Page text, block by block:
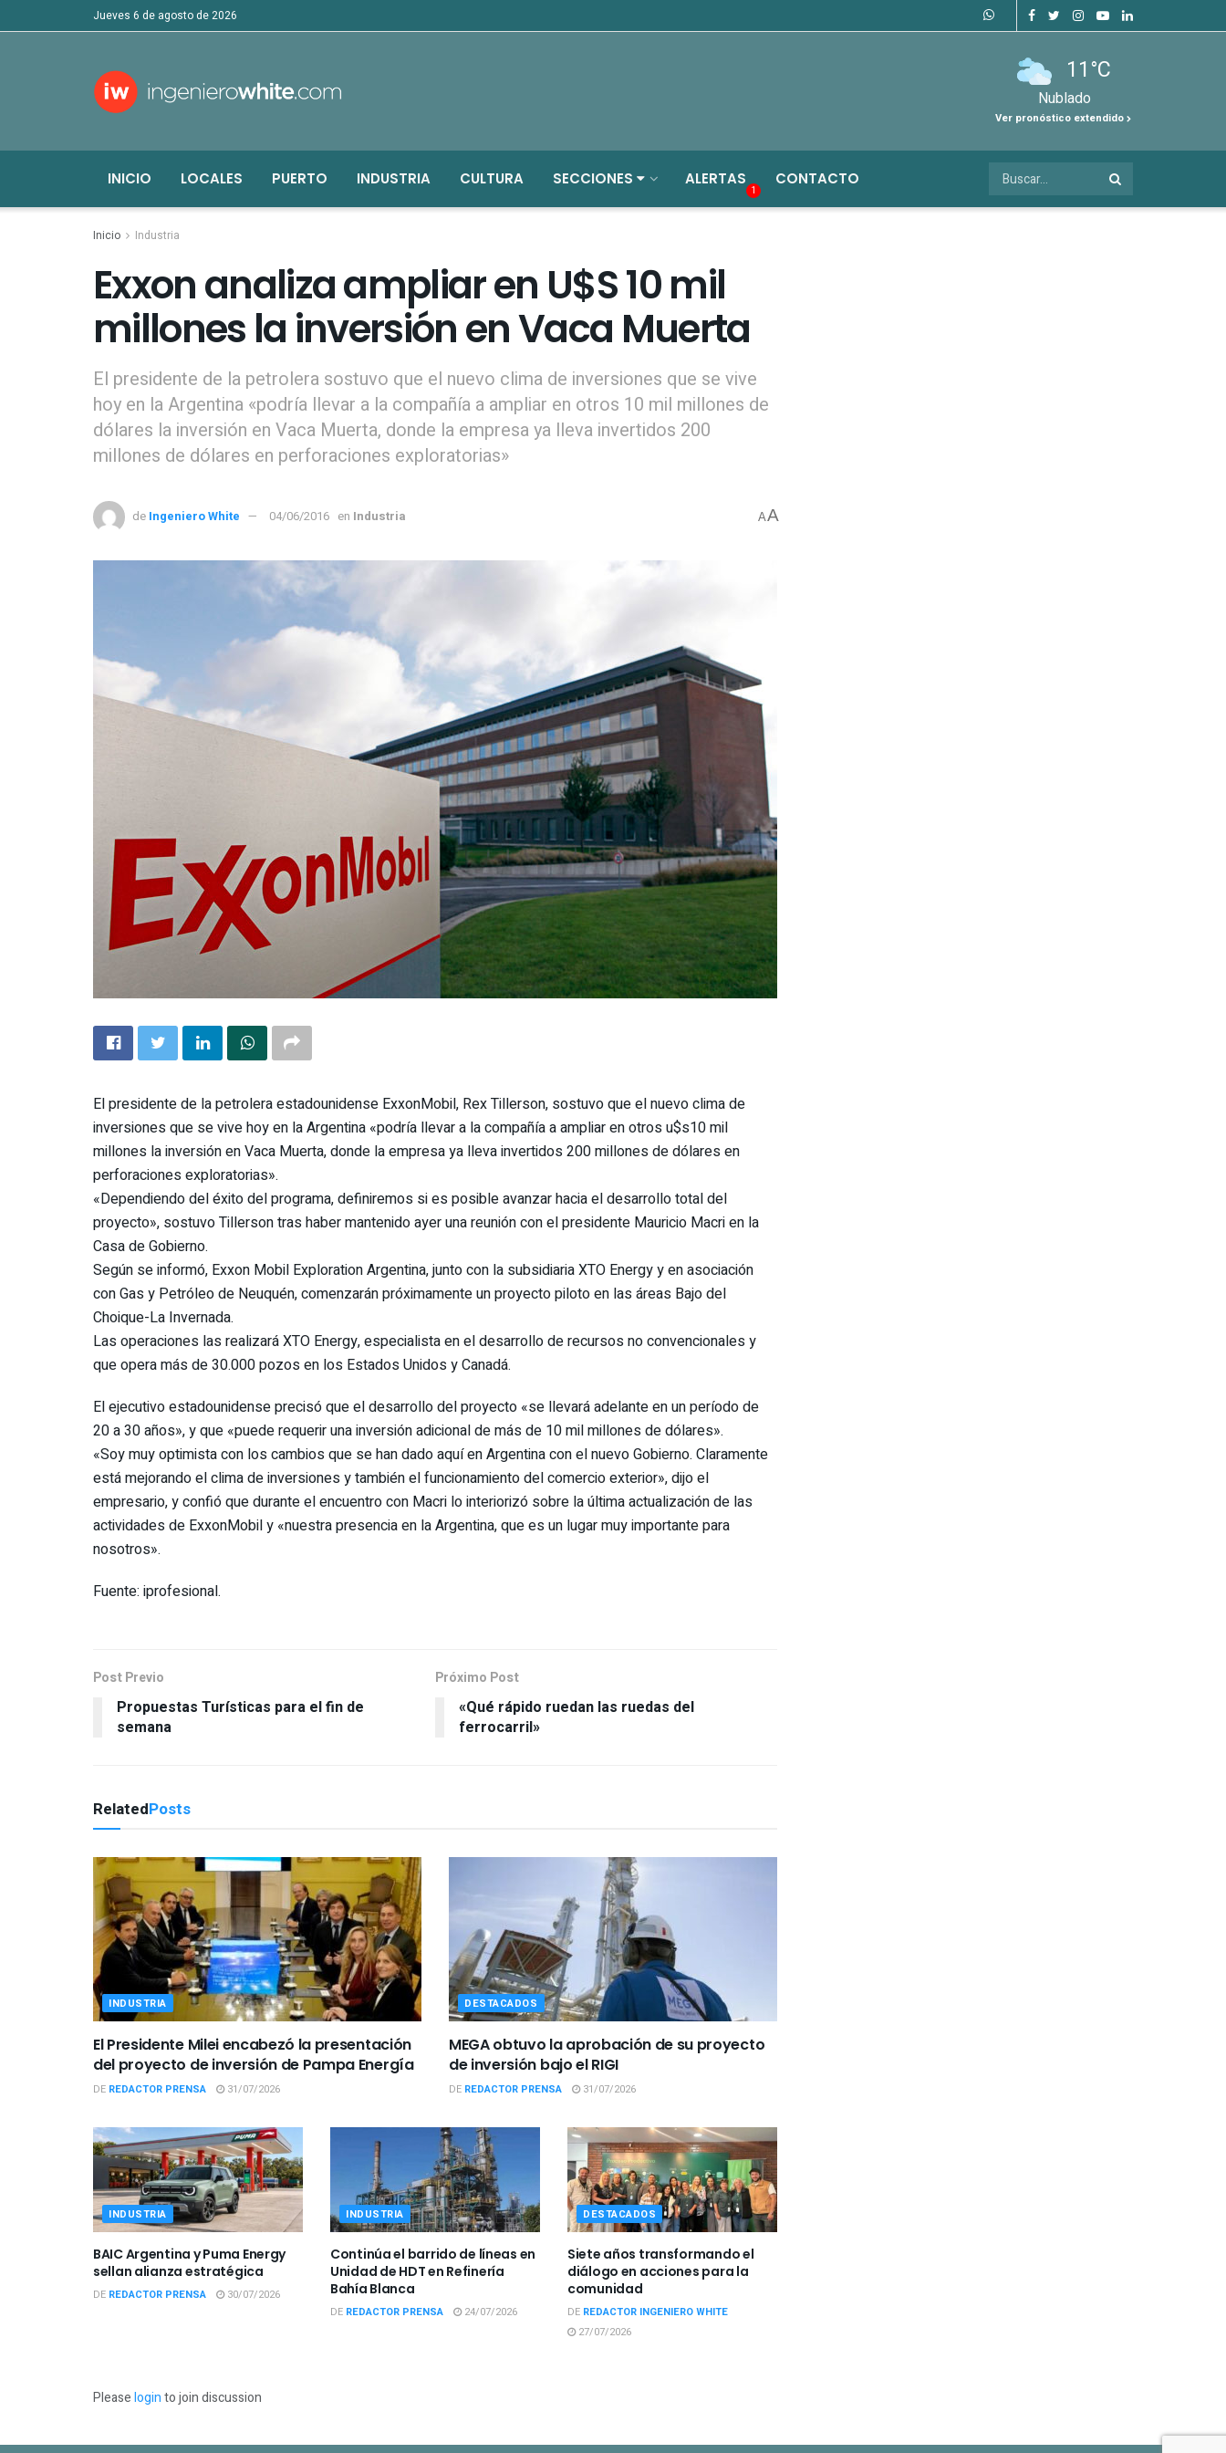
jueves 6 de agosto de 2026
11°C
Nublado
Ver pronóstico extendido
INICIO LOCALES PUERTO INDUSTRIA CULTURA SECCIONES ALERTAS
1
CONTACTO
Inicio Industria
Exxon analiza ampliar en U$S 10 mil
millones la inversión en Vaca Muerta
El presidente de la petrolera sostuvo que el nuevo clima de inversiones que se vive
hoy en la Argentina «podría llevar a la compañía a ampliar en otros 10 mil millones de
dólares la inversión en Vaca Muerta, donde la empresa ya lleva invertidos 200
millones de dólares en perforaciones exploratorias»
de Ingeniero White 04/06/2016 en Industria AA
El presidente de la petrolera estadounidense ExxonMobil, Rex Tillerson, sostuvo que el nuevo clima de
inversiones que se vive hoy en la Argentina «podría llevar a la compañía a ampliar en otros u$s10 mil
millones la inversión en Vaca Muerta, donde la empresa ya lleva invertidos 200 millones de dólares en
perforaciones exploratorias».
«Dependiendo del éxito del programa, definiremos si es posible avanzar hacia el desarrollo total del
proyecto», sostuvo Tillerson tras haber mantenido ayer una reunión con el presidente Mauricio Macri en la
Casa de Gobierno.
Según se informó, Exxon Mobil Exploration Argentina, junto con la subsidiaria XTO Energy y en asociación
con Gas y Petróleo de Neuquén, comenzarán próximamente un proyecto piloto en las áreas Bajo del
Choique-La Invernada.
Las operaciones las realizará XTO Energy, especialista en el desarrollo de recursos no convencionales y
que opera más de 30.000 pozos en los Estados Unidos y Canadá.
El ejecutivo estadounidense precisó que el desarrollo del proyecto «se llevará adelante en un período de
20 a 30 años», y que «puede requerir una inversión adicional de más de 10 mil millones de dólares».
«Soy muy optimista con los cambios que se han dado aquí en Argentina con el nuevo Gobierno. Claramente
está mejorando el clima de inversiones y también el funcionamiento del comercio exterior», dijo el
empresario, y confió que durante el encuentro con Macri lo interiorizó sobre la última actualización de las
actividades de ExxonMobil y «nuestra presencia en la Argentina, que es un lugar muy importante para
nosotros».
Fuente: iprofesional.
Post Previo
Propuestas Turísticas para el fin de
semana
Próximo Post
«Qué rápido ruedan las ruedas del
ferrocarril»
RelatedPosts
INDUSTRIA
El Presidente Milei encabezó la presentación
del proyecto de inversión de Pampa Energía
DE REDACTOR PRENSA 31/07/2026
DESTACADOS
MEGA obtuvo la aprobación de su proyecto
de inversión bajo el RIGI
DE REDACTOR PRENSA 31/07/2026
INDUSTRIA
BAIC Argentina y Puma Energy
sellan alianza estratégica
DE REDACTOR PRENSA 30/07/2026
INDUSTRIA
Continúa el barrido de líneas en
Unidad de HDT en Refinería
Bahía Blanca
DE REDACTOR PRENSA 24/07/2026
DESTACADOS
Siete años transformando el
diálogo en acciones para la
comunidad
DE REDACTOR INGENIERO WHITE
27/07/2026
Pleaseloginto join discussion